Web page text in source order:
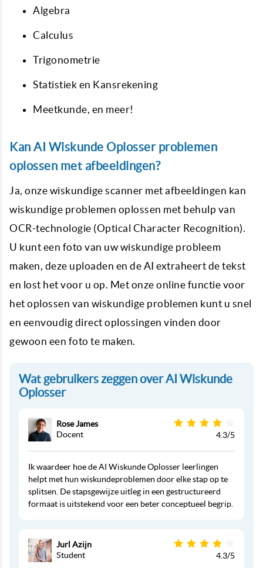
Algebra
Calculus
Trigonometrie
Statistiek en Kansrekening
Meetkunde, en meer!
Kan AI Wiskunde Oplosser problemen
oplossen met afbeeldingen?
Ja, onze wiskundige scanner met afbeeldingen kan
wiskundige problemen oplossen met behulp van
OCR-technologie (Optical Character Recognition).
U kunt een foto van uw wiskundige probleem
maken, deze uploaden en de AI extraheert de tekst
en lost het voor u op. Met onze online functie voor
het oplossen van wiskundige problemen kunt u snel
en eenvoudig direct oplossingen vinden door
gewoon een foto te maken.
Wat gebruikers zeggen over AI Wiskunde
Oplosser
Rose James
Docent
4.3/5
Ik waardeer hoe de AI Wiskunde Oplosser leerlingen
helpt met hun wiskundeproblemen door elke stap op te
splitsen. De stapsgewijze uitleg in een gestructureerd
formaat is uitstekend voor een beter conceptueel begrip.
Jurl Azijn
Student
4.3/5